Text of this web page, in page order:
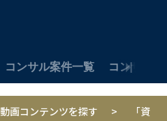
コンサル案件一覧 コンサル
動画コンテンツを探す >
「資